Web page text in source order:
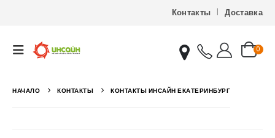
Контакты Доставка
0
НАЧАЛО КОНТАКТЫ КОНТАКТЫ ИНСАЙН ЕКАТЕРИНБУРГ